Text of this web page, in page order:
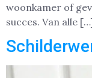
woonkamer of
succes. Van alle